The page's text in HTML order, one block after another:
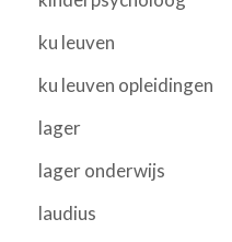
ku leuven
ku leuven opleidingen
lager
lager onderwijs
laudius